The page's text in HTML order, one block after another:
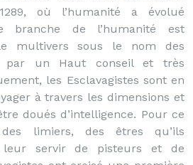
où l’humanité a évolué
branche de l’humanité est
multivers sous le nom des
par un Haut conseil et très
les Esclavagistes sont en
à travers les dimensions et
doués d’intelligence. Pour ce
limiers, des êtres qu’ils
leur servir de pisteurs et de